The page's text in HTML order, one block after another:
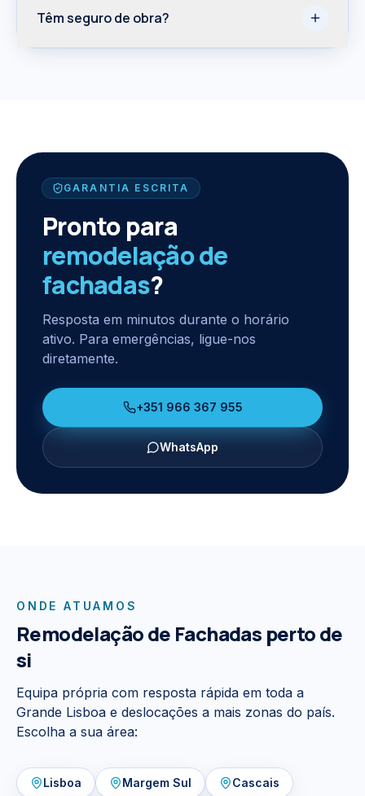
Têm seguro de obra?
GARANTIA ESCRITA
Pronto para
remodelação de
fachadas?
Resposta em minutos durante o horário
ativo. Para emergências, ligue-nos
diretamente.
+351 966 367 955
WhatsApp
ONDE ATUAMOS
Remodelação de Fachadas perto de
si
Equipa própria com resposta rápida em toda a
Grande Lisboa e deslocações a mais zonas do país.
Escolha a sua área:
Lisboa Margem Sul Cascais